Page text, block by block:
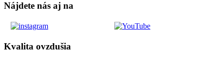
Nájdete nás aj na
Kvalita ovzdušia